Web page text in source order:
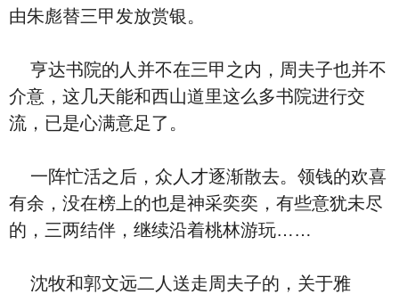
由朱彪替三甲发放赏银。
亨达书院的人并不在三甲之内，周夫子也并不
介意，这几天能和西山道里这么多书院进行交
流，已是心满意足了。
一阵忙活之后，众人才逐渐散去。领钱的欢喜
有余，没在榜上的也是神采奕奕，有些意犹未尽
的，三两结伴，继续沿着桃林游玩……
沈牧和郭文远二人送走周夫子的，关于雅